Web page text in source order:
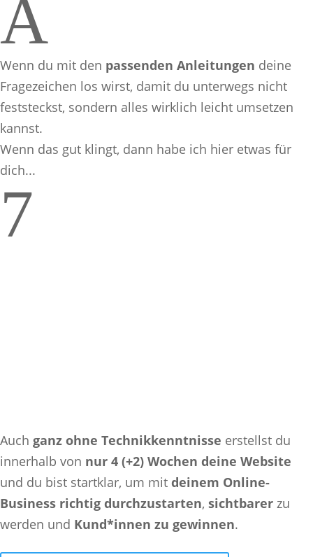
A
Wenn du mit den passenden Anleitungen deine
Fragezeichen los wirst, damit du unterwegs nicht
feststeckst, sondern alles wirklich leicht umsetzen
kannst.
Wenn das gut klingt, dann habe ich hier etwas für
dich...
7
Auch ganz ohne Technikkenntnisse erstellst du
innerhalb von nur 4 (+2) Wochen deine Website
und du bist startklar, um mit deinem Online-
Business richtig durchzustarten, sichtbarer zu
werden und Kund*innen zu gewinnen.